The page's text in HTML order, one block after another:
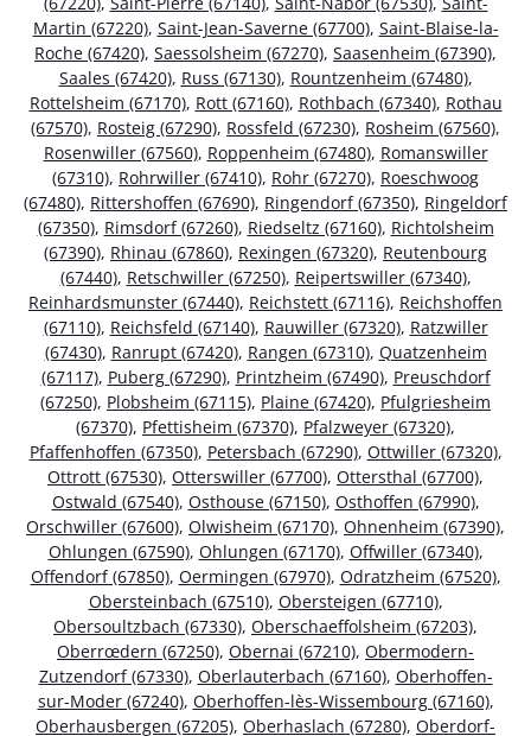
Martin (67220), Saint-Jean-Saverne (67700), Saint-Blaise-la-
Roche (67420), Saessolsheim (67270), Saasenheim (67390),
Saales (67420), Russ (67130), Rountzenheim (67480),
Rottelsheim (67170), Rott (67160), Rothbach (67340), Rothau
(67570), Rosteig (67290), Rossfeld (67230), Rosheim (67560),
Rosenwiller (67560), Roppenheim (67480), Romanswiller
(67310), Rohrwiller (67410), Rohr (67270), Roeschwoog
(67480), Rittershoffen (67690), Ringendorf (67350), Ringeldorf
(67350), Rimsdorf (67260), Riedseltz (67160), Richtolsheim
(67390), Rhinau (67860), Rexingen (67320), Reutenbourg
(67440), Retschwiller (67250), Reipertswiller (67340),
Reinhardsmunster (67440), Reichstett (67116), Reichshoffen
(67110), Reichsfeld (67140), Rauwiller (67320), Ratzwiller
(67430), Ranrupt (67420), Rangen (67310), Quatzenheim
(67117), Puberg (67290), Printzheim (67490), Preuschdorf
(67250), Plobsheim (67115), Plaine (67420), Pfulgriesheim
(67370), Pfettisheim (67370), Pfalzweyer (67320),
Pfaffenhoffen (67350), Petersbach (67290), Ottwiller (67320),
Ottrott (67530), Otterswiller (67700), Ottersthal (67700),
Ostwald (67540), Osthouse (67150), Osthoffen (67990),
Orschwiller (67600), Olwisheim (67170), Ohnenheim (67390),
Ohlungen (67590), Ohlungen (67170), Offwiller (67340),
Offendorf (67850), Oermingen (67970), Odratzheim (67520),
Obersteinbach (67510), Obersteigen (67710),
Obersoultzbach (67330), Oberschaeffolsheim (67203),
Oberrœdern (67250), Obernai (67210), Obermodern-
Zutzendorf (67330), Oberlauterbach (67160), Oberhoffen-
sur-Moder (67240), Oberhoffen-lès-Wissembourg (67160),
Oberhausbergen (67205), Oberhaslach (67280), Oberdorf-